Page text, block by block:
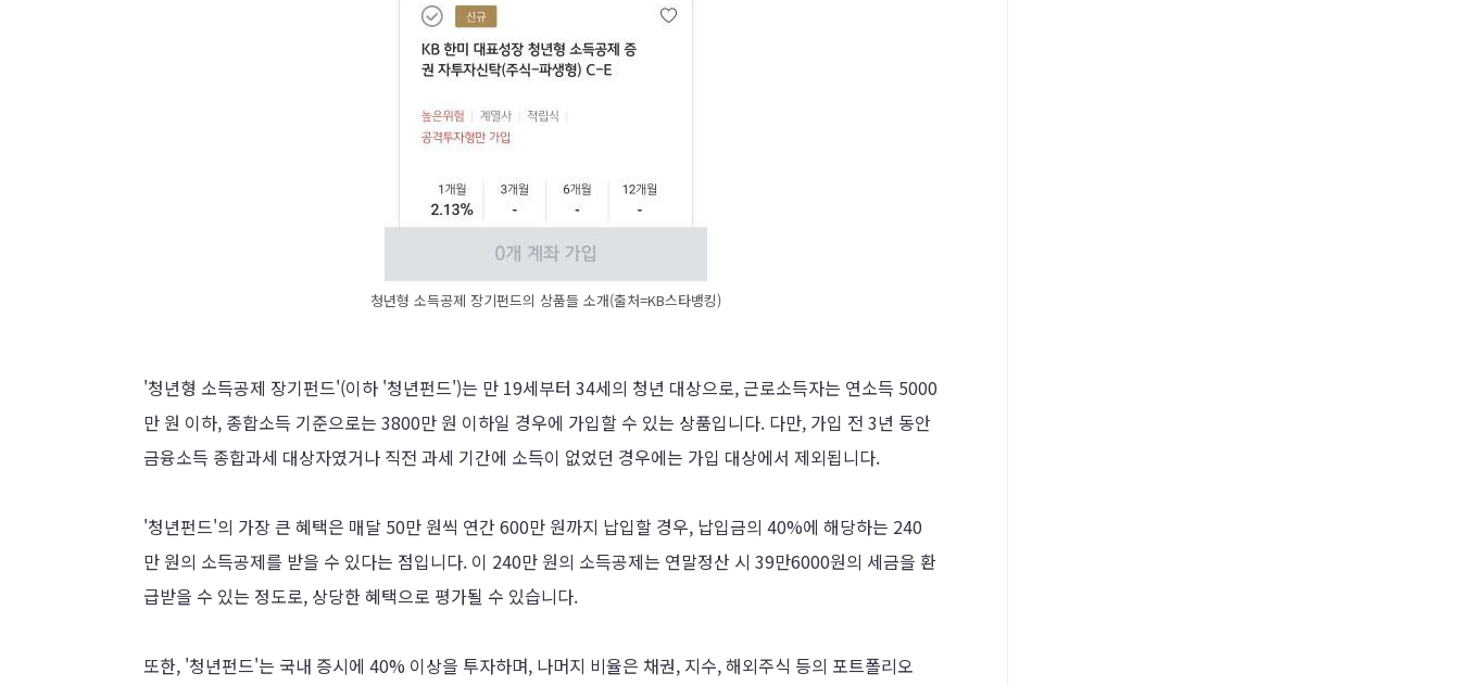
청년형 소득공제 장기펀드의 상품들 소개(출처=KB스타뱅킹)
'청년형 소득공제 장기펀드'(이하 '청년펀드')는 만 19세부터 34세의 청년 대상으로, 근로소득자는 연소득 5000
만 원 이하, 종합소득 기준으로는 3800만 원 이하일 경우에 가입할 수 있는 상품입니다. 다만, 가입 전 3년 동안
금융소득 종합과세 대상자였거나 직전 과세 기간에 소득이 없었던 경우에는 가입 대상에서 제외됩니다.
'청년펀드'의 가장 큰 혜택은 매달 50만 원씩 연간 600만 원까지 납입할 경우, 납입금의 40%에 해당하는 240
만 원의 소득공제를 받을 수 있다는 점입니다. 이 240만 원의 소득공제는 연말정산 시 39만6000원의 세금을 환
급받을 수 있는 정도로, 상당한 혜택으로 평가될 수 있습니다.
또한, '청년펀드'는 국내 증시에 40% 이상을 투자하며, 나머지 비율은 채권, 지수, 해외주식 등의 포트폴리오